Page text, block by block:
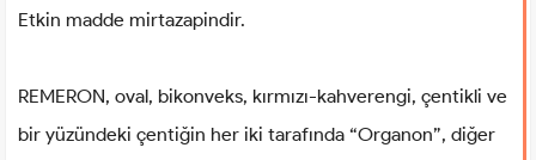
Etkin madde mirtazapindir.
REMERON, oval, bikonveks, kırmızı-kahverengi, çentikli ve
bir yüzündeki çentiğin her iki tarafında “Organon”, diğer